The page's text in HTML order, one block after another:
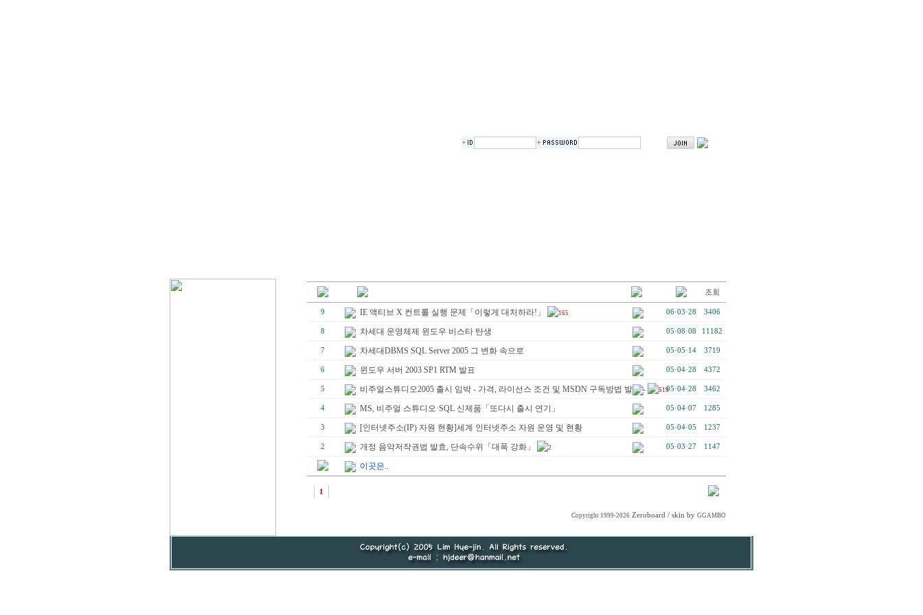
9 IE 액티브 X 컨트롤 실행 문제「이렇게 대처하라!」 165 06·03·28 3406
8 차세대 운영체제 윈도우 비스타 탄생 05·08·08 11182
7 차세대DBMS SQL Server 2005 그 변화 속으로 05·05·14 3719
6 윈도우 서버 2003 SP1 RTM 발표 05·04·28 4372
5 비주얼스튜디오2005 출시 임박 - 가격, 라이선스 조건 및 MSDN 구독방법 발표 - 61905·04·28 3462
4 MS, 비주얼 스튜디오·SQL 신제품「또다시 출시 연기」 05·04·07 1285
3 [인터넷주소(IP) 자원 현황]세계 인터넷주소 자원 운영 및 현황 05·04·05 1237
2 개정 음악저작권법 발효, 단속수위「대폭 강화」 2 05·03·27 1147
이곳은..
1
Copyright 1999-2026 Zeroboard / skin by GGAMBO